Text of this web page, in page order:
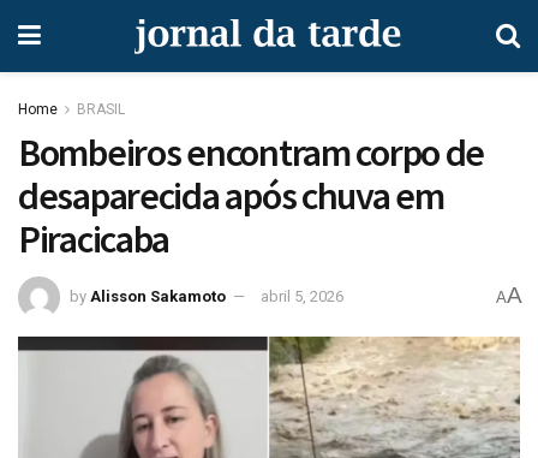
Home BRASIL
Bombeiros encontram corpo de
desaparecida após chuva em
Piracicaba
by Alisson Sakamoto abril 5, 2026 AA